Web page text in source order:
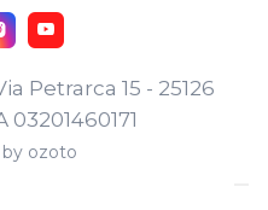
Petrarca 15 - 25126
03201460171
ozoto
